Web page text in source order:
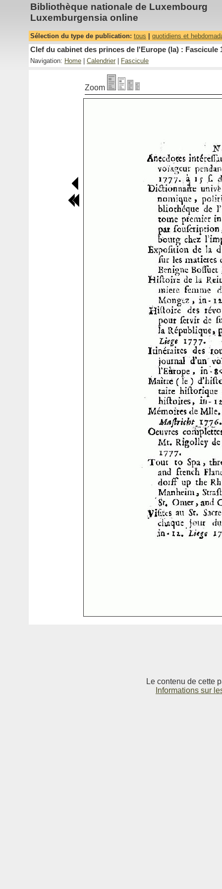
Bibliothèque nationale de Luxembourg
Luxemburgensia online
Sélection du type de publication: tous quotidiens et
Clef du cabinet des princes de l'Europe (la) : Fascicule
Navigation: Home Calendrier Fascicule
Zoom
Le contenu de cette
Informations sur